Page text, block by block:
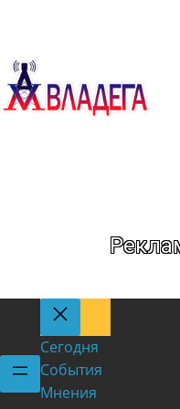
Сегодня
События
Мнения